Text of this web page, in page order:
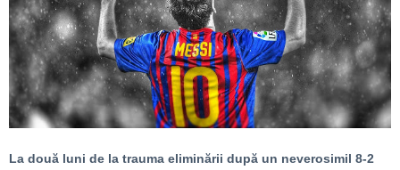
La două luni de la trauma eliminării după un neverosimil 8-2